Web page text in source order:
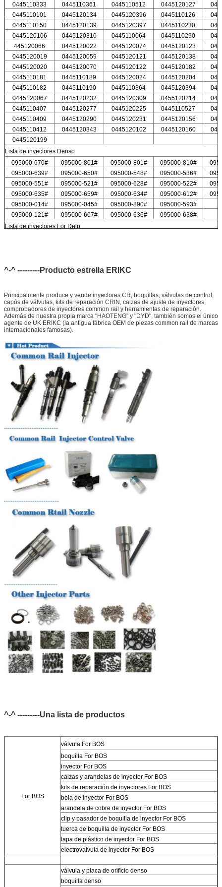
0445110333 0445110361 0445110512 0445120127
0445110101
0445120134 0445120396 0445110126
0445110150
0445120139 0445120397 0445110230
0445120106
0445120310 0445110064 0445110290
445120066
0445120022 0445120074 0445120123
0445120019
0445120059 0445120121 0445120138
0445120020
0445120070 0445120122 0445120182
0445110181
0445110189 0445120024 0445120204
0445110182
0445110190 0445110364 0445120394
0445120067
0445120232 0445120309 0455120214
0445110407
0445120277 0445120225 0445110527
0445110409
0445120290 0445120231 0445120156
0445110412
0445120343 0445120102 0445120160
0445120199
Lista de inyectores Denso
095000-670#
095000-801# 095000-801# 095000-810#
095000-639#
095000-650# 095000-548# 095000-536#
095000-551#
095000-521# 095000-628# 095000-522#
095000-635#
095000-659# 095000-634# 095000-612#
095000-014#
095000-045# 095000-890#
095000-593#
095000-121#
095000-607# 095000-636#
095000-638#
Lista de inyectores For Delp
^-^ ---------Producto estrella ERIKC
Principalmente produce y vende inyectores CR, boquillas, válvulas de control,
capós de válvulas, kits de reparación CRIN, calzas de ajuste de inyectores,
comprobadores de inyectores common rail y herramientas de reparación.
Además de nuestra propia marca "HAOTENG" y "DYD", también somos el único
agente de UK ERIKC (la antigua fábrica OEM de piezas common rail de marcas
internacionales famosas).
^-^ ---------Una lista de productos
For BOS
válvula For BOS
boquilla For BOS
inyector For BOS
calzas y arandelas de inyector For BOS
kits de reparación de inyectores For BOS
bola de inyector For BOS
arandela de cobre de inyector For BOS
clip y pasador de boquilla de inyector For BOS
tuerca de boquilla de inyector For BOS
tapa de plástico de inyector For BOS
electrovalvula de inyector For BOS
válvula y placa de orificio denso
boquilla denso